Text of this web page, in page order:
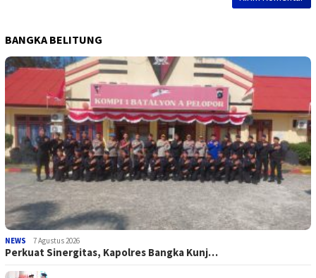
BANGKA BELITUNG
NEWS 7 Agustus 2026
Perkuat Sinergitas, Kapolres Bangka Kunj…